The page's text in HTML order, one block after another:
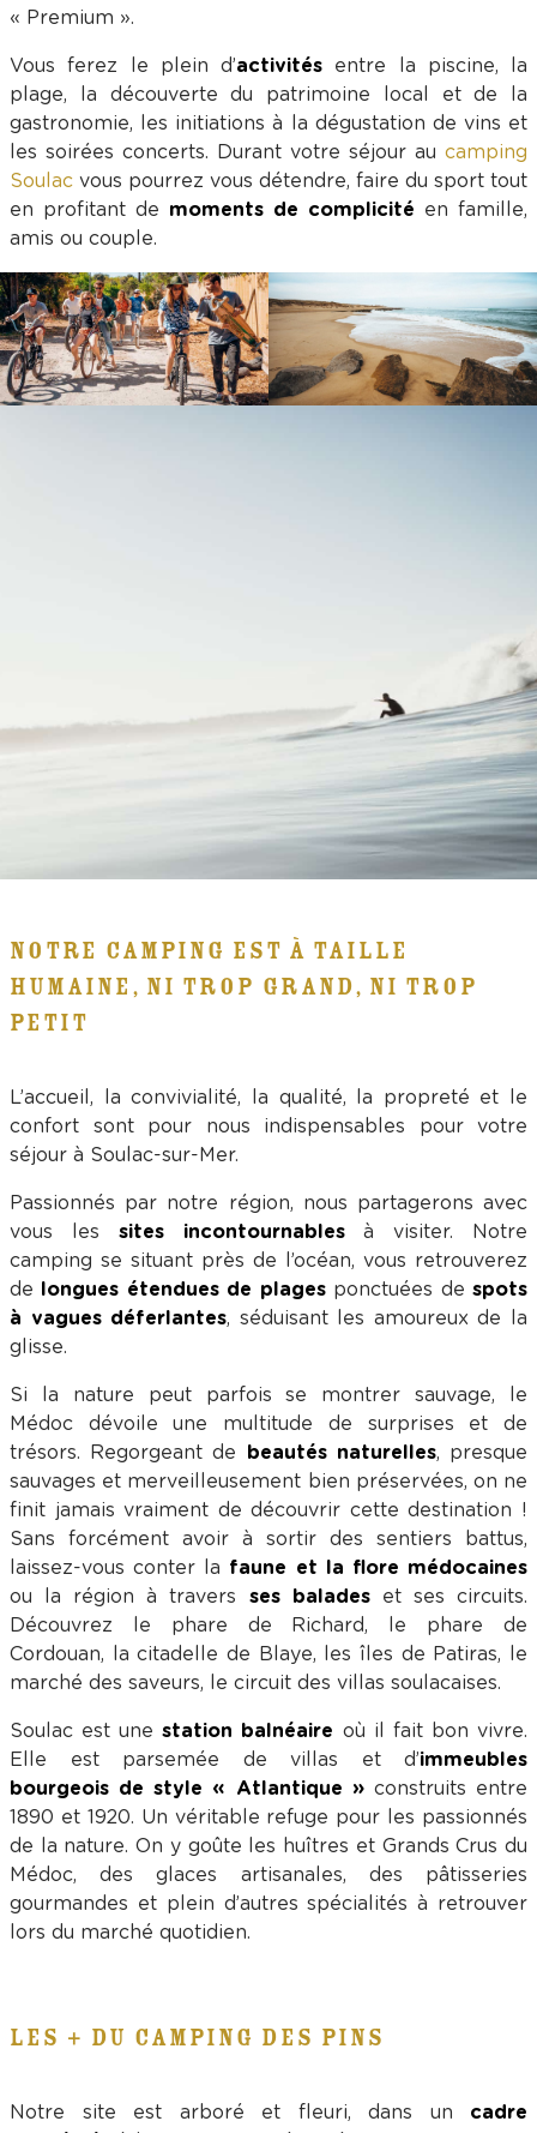
« Premium ».
Vous ferez le plein d’activités entre la piscine, la
plage, la découverte du patrimoine local et de la
gastronomie, les initiations à la dégustation de vins et
les soirées concerts. Durant votre séjour au camping
Soulac vous pourrez vous détendre, faire du sport tout
en profitant de moments de complicité en famille,
amis ou couple.
NOTRE CAMPING EST À TAILLE
HUMAINE, NI TROP GRAND, NI TROP
PETIT
L’accueil, la convivialité, la qualité, la propreté et le
confort sont pour nous indispensables pour votre
séjour à Soulac-sur-Mer.
Passionnés par notre région, nous partagerons avec
vous les sites incontournablesà visiter. Notre
camping se situant près de l’océan, vous retrouverez
de
longues étendues de plagesponctuées despots
à vagues déferlantes, séduisant les amoureux de la
glisse.
Si la nature peut parfois se montrer sauvage, le
Médoc dévoile une multitude de surprises et de
trésors. Regorgeant de
beautés naturelles, presque
sauvages et merveilleusement bien préservées, on ne
finit jamais vraiment de découvrir cette destination !
Sans forcément avoir à sortir des sentiers battus,
laissez-vous conter la faune et la flore médocaines
ou la région à travers ses baladeset ses circuits.
Découvrez le phare de Richard, le phare de
Cordouan, la citadelle de Blaye, les îles de Patiras, le
marché des saveurs, le circuit des villas soulacaises.
Soulac est unestation balnéaire où il fait bon vivre.
Elle est parsemée de villas et d’immeubles
bourgeois de style « Atlantique »construits entre
1890 et 1920. Un véritable refuge pour les passionnés
de la nature. On y goûte les huîtres et Grands Crus du
Médoc, des glaces artisanales, des pâtisseries
gourmandes et plein d’autres spécialités à retrouver
lors du marché quotidien.
LES + DU CAMPING DES PINS
Notre site est arboré et fleuri, dans un cadre